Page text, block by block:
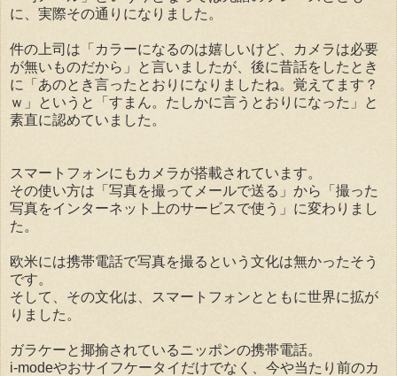
に、実際その通りになりました。
件の上司は「カラーになるのは嬉しいけど、カメラは必要
が無いものだから」と言いましたが、後に昔話をしたとき
に「あのとき言ったとおりになりましたね。覚えてます？
ｗ」というと「すまん。たしかに言うとおりになった」と
素直に認めていました。
スマートフォンにもカメラが搭載されています。
その使い方は「写真を撮ってメールで送る」から「撮った
写真をインターネット上のサービスで使う」に変わりまし
た。
欧米には携帯電話で写真を撮るという文化は無かったそう
です。
そして、その文化は、スマートフォンとともに世界に拡が
りました。
ガラケーと揶揄されているニッポンの携帯電話。
i-modeやおサイフケータイだけでなく、今や当たり前のカ